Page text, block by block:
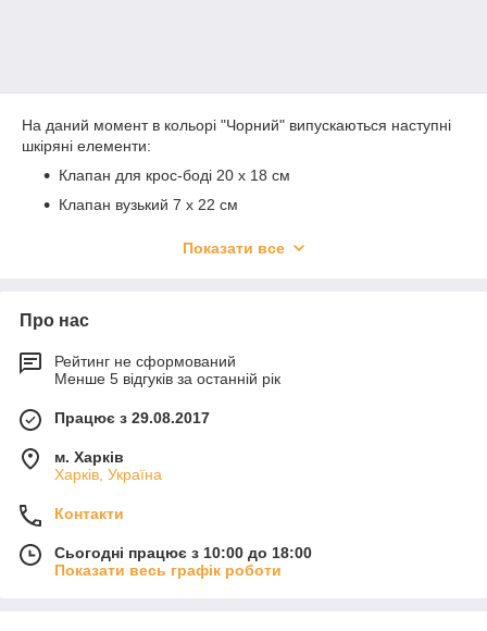
На даний момент в кольорі "Чорний" випускаються наступні
шкіряні елементи:
Клапан для крос-боді 20 х 18 см
Клапан вузький 7 х 22 см
Комбінована ручка (шкіра+ланцюг) на карабінах 120
Комбінована ручка (шкіра+ланцюг) на карабінах 130
Ручка на півкільцях 40 х 2,5 см
Дно 20 х 9,5 см щільне
Набір для сумки "мушля": бічні пришивні елементи
Показати все
Про нас
Рейтинг не сформований
Менше 5 відгуків за останній рік
Працює з 29.08.2017
м. Харків
Харків, Україна
Контакти
Сьогодні працює з 10:00 до 18:00
Показати весь графік роботи